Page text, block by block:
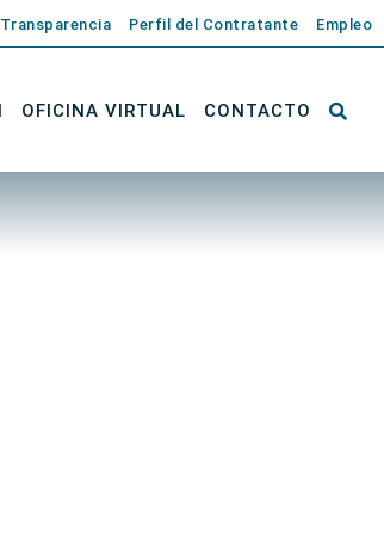
Transparencia Perfil del Contratante Empleo
OFICINA VIRTUAL CONTACTO